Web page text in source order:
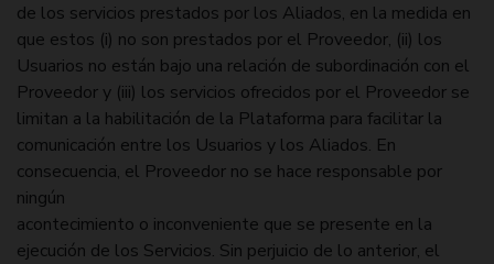
de los servicios prestados por los Aliados, en la medida en
que estos (i) no son prestados por el Proveedor, (ii) los
Usuarios no están bajo una relación de subordinación con el
Proveedor y (iii) los servicios ofrecidos por el Proveedor se
limitan a la habilitación de la Plataforma para facilitar la
comunicación entre los Usuarios y los Aliados. En
consecuencia, el Proveedor no se hace responsable por
ningún
acontecimiento o inconveniente que se presente en la
ejecución de los Servicios. Sin perjuicio de lo anterior, el